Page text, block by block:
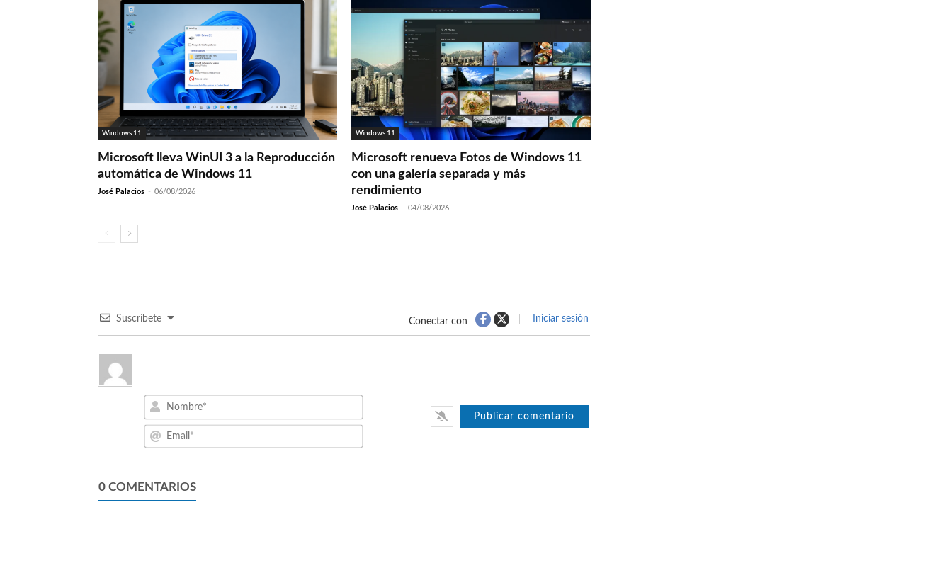
Windows 11
Microsoft lleva WinUI 3 a la Reproducción
automática de Windows 11
José Palacios - 06/08/2026
Windows 11
Microsoft renueva Fotos de Windows 11
con una galería separada y más
rendimiento
José Palacios - 04/08/2026
Suscríbete Conectar con Iniciar sesión
0 COMENTARIOS